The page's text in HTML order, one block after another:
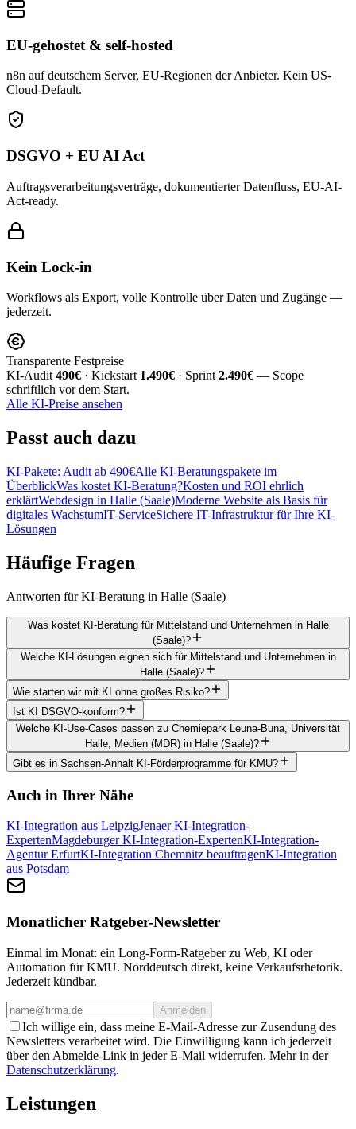
EU-gehostet & self-hosted
n8n auf deutschem Server, EU-Regionen der Anbieter. Kein US-
Cloud-Default.
DSGVO + EU AI Act
Auftragsverarbeitungsverträge, dokumentierter Datenfluss, EU-AI-
Act-ready.
Kein Lock-in
Workflows als Export, volle Kontrolle über Daten und Zugänge —
jederzeit.
Transparente Festpreise
KI-Audit 490€ · Kickstart 1.490€ · Sprint 2.490€ — Scope
schriftlich vor dem Start.
Alle KI-Preise ansehen
Passt auch dazu
KI-Pakete: Audit ab 490€Alle KI-Beratungspakete im
ÜberblickWas kostet KI-Beratung?Kosten und ROI ehrlich
erklärtWebdesign in Halle (Saale)Moderne Website als Basis für
digitales WachstumIT-ServiceSichere IT-Infrastruktur für Ihre KI-
Lösungen
Häufige Fragen
Antworten für KI-Beratung in Halle (Saale)
Was kostet KI-Beratung für Mittelstand und Unternehmen in Halle
(Saale)?
Welche KI-Lösungen eignen sich für Mittelstand und Unternehmen in
Halle (Saale)?
Wie starten wir mit KI ohne großes Risiko?
Ist KI DSGVO-konform?
Welche KI-Use-Cases passen zu Chemiepark Leuna-Buna, Universität
Halle, Medien (MDR) in Halle (Saale)?
Gibt es in Sachsen-Anhalt KI-Förderprogramme für KMU?
Auch in Ihrer Nähe
KI-Integration aus LeipzigJenaer KI-Integration-
ExpertenMagdeburger KI-Integration-ExpertenKI-Integration-
Agentur ErfurtKI-Integration Chemnitz beauftragenKI-Integration
aus Potsdam
Monatlicher Ratgeber-Newsletter
Einmal im Monat: ein Long-Form-Ratgeber zu Web, KI oder
Automation für KMU. Norddeutsch direkt, keine Verkaufsrhetorik.
Jederzeit kündbar.
Anmelden
Ich willige ein, dass meine E-Mail-Adresse zur Zusendung des
Newsletters verarbeitet wird. Die Einwilligung kann ich jederzeit
über den Abmelde-Link in jeder E-Mail widerrufen. Mehr in der
Datenschutzerklärung.
Leistungen